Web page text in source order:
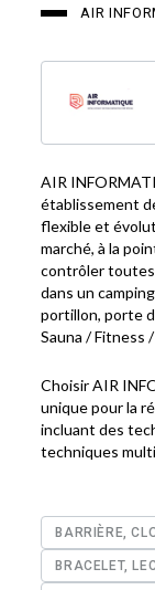
AIR
AIR
établissement
flexible et
marché, à la
contrôler
dans un
portillon, porte
Sauna / Fitness
Choisir AIR
unique pour la
incluant des
techniques
BARRIÈRE,
BRACELET,